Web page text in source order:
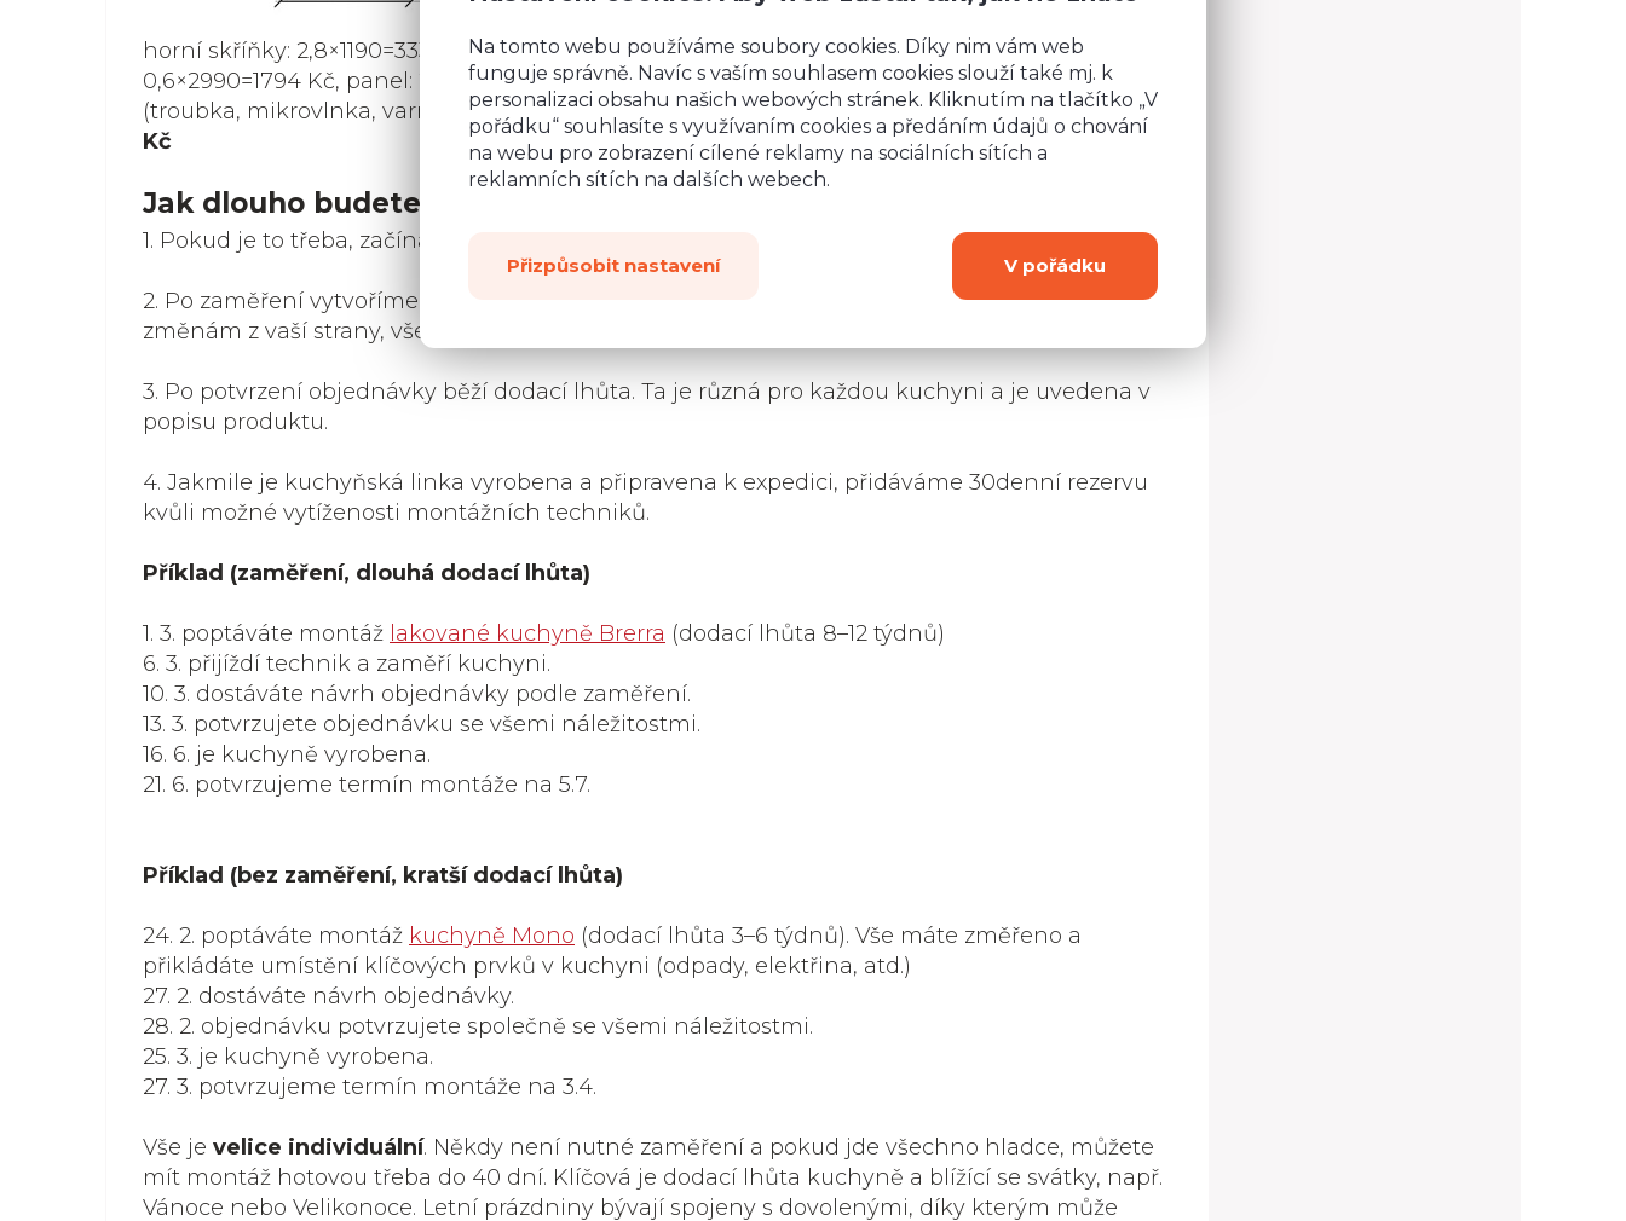
horní skříňky: 2,8×1190=3332 Kč, dolní skříňky: 2,35×2590=6087 Kč, vysoké skříňky:
0,6×2990=1794 Kč, panel: 2,8×400=1120 Kč, myčka: 550 Kč, 4×vestavný spotřebič=1000 Kč
(troubka, mikrovlnka, varná deska, digestoř), manipulační poplatek: 3500 Kč.Celkem: 17383
Kč
Jak dlouho budete čekat na montáž?
1. Pokud je to třeba, začíná se zaměřením kuchyňské linky.
2. Po zaměření vytvoříme 3D vizualizaci a návrh objednávky. Pokud nedojde k žádným
změnám z vaší strany, vše je hotovo v rámci několika dní.
3. Po potvrzení objednávky běží dodací lhůta. Ta je různá pro každou kuchyni a je uvedena v
popisu produktu.
4. Jakmile je kuchyňská linka vyrobena a připravena k expedici, přidáváme 30denní rezervu
kvůli možné vytíženosti montážních techniků.
Příklad (zaměření, dlouhá dodací lhůta)
1. 3. poptáváte montáž lakované kuchyně Brerra (dodací lhůta 8–12 týdnů)
6. 3. přijíždí technik a zaměří kuchyni.
10. 3. dostáváte návrh objednávky podle zaměření.
13. 3. potvrzujete objednávku se všemi náležitostmi.
16. 6. je kuchyně vyrobena.
21. 6. potvrzujeme termín montáže na 5.7.
Příklad (bez zaměření, kratší dodací lhůta)
24. 2. poptáváte montáž kuchyně Mono (dodací lhůta 3–6 týdnů). Vše máte změřeno a
přikládáte umístění klíčových prvků v kuchyni (odpady, elektřina, atd.)
27. 2. dostáváte návrh objednávky.
28. 2. objednávku potvrzujete společně se všemi náležitostmi.
25. 3. je kuchyně vyrobena.
27. 3. potvrzujeme termín montáže na 3.4.
Vše je velice individuální. Někdy není nutné zaměření a pokud jde všechno hladce, můžete
mít montáž hotovou třeba do 40 dní. Klíčová je dodací lhůta kuchyně a blížící se svátky, např.
Vánoce nebo Velikonoce. Letní prázdniny bývají spojeny s dovolenými, díky kterým může
Na tomto webu používáme soubory cookies. Díky nim vám web
funguje správně. Navíc s vaším souhlasem cookies slouží také mj. k
personalizaci obsahu našich webových stránek. Kliknutím na tlačítko „V
pořádku“ souhlasíte s využívaním cookies a předáním údajů o chování
na webu pro zobrazení cílené reklamy na sociálních sítích a
reklamních sítích na dalších webech.
Přizpůsobit nastavení V pořádku